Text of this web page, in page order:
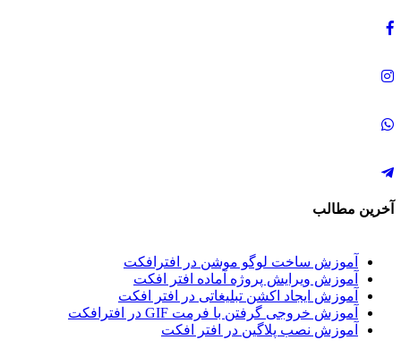
آخرین مطالب
آموزش ساخت لوگو موشن در افترافکت
آموزش ویرایش پروژه آماده افتر افکت
آموزش ایجاد اکشن تبلیغاتی در افتر افکت
آموزش خروجی گرفتن با فرمت GIF در افترافکت
آموزش نصب پلاگین در افتر افکت